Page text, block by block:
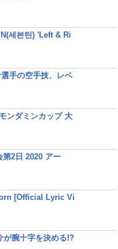
세븐틴) 'Left & Ri
手の空手技、レベ
ンダミンカップ 大
第2日 2020 アー
[Official Lyric Vi
が腕十字を決める!?